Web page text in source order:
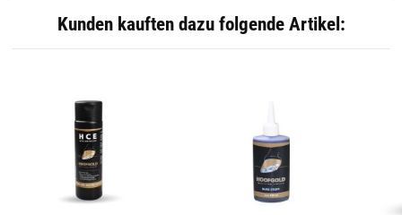
Kunden kauften dazu folgende Artikel: